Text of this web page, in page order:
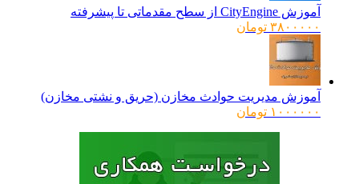
آموزش CityEngine از سطح مقدماتی تا پیشرفته
۳۸۰۰۰۰۰ تومان
آموزش مدیریت حوادث مخازن (حریق و نشتی مخازن)
۱۰۰۰۰۰۰ تومان